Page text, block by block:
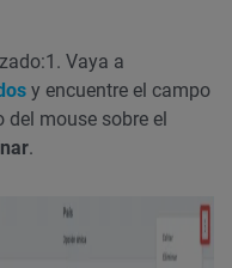
1. Vaya a
y encuentre el campo
del mouse sobre el
.